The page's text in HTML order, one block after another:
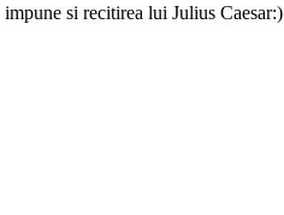
si recitirea lui Julius Caesar:)